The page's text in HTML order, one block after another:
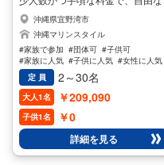
時間に60分からクルージングをお
楽しみいただけます。スタッフが
丁寧にプランをご提案し、お客様
の特別な一日を演出します。誕生
日や記念日などのサプライズにも
最適で、大切な人との忘れられな
い思い出作りをお手伝いします。
慶良間を知り尽くしたスタッフ
が、その日の最適なクルーズスポ
ットへご案内。広々とした開放感
のあるスカイデッキも魅力です。
沖縄県宜野湾市
沖縄マリンスタイル
#家族で参加 #団体可 #子供可
#家族に人気 #子供に人気 #女性に人気
#男性に人気
定 員 2～30名
大人1名 ￥209,090
子供1名 ￥0
詳細を見る